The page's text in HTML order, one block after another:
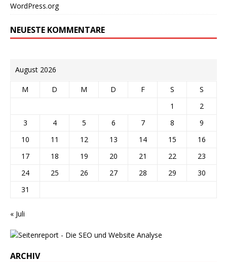
WordPress.org
NEUESTE KOMMENTARE
August 2026
M D M D F S
S
1
2
3
4 5 6 7 8
9
10
11 12 13 14 15
16
17
18 19 20 21 22
23
24
25 26 27 28 29
30
31
« Juli
ARCHIV